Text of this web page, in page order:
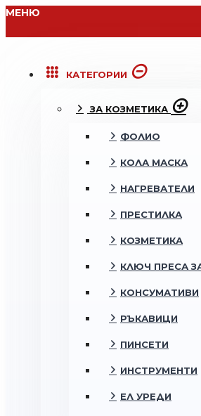
МЕНЮ
КАТЕГОРИИ
ЗА КОЗМЕТИКА
ФОЛИО
КОЛА МАСКА
НАГРЕВАТЕЛИ
ПРЕСТИЛКА
КОЗМЕТИКА
КЛЮЧ ПРЕСА
КОНСУМАТИВИ
РЪКАВИЦИ
ПИНСЕТИ
ИНСТРУМЕНТИ
ЕЛ УРЕДИ